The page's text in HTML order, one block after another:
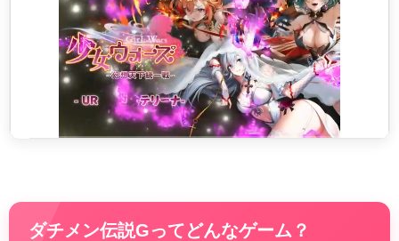
ダチメン伝説Gってどんなゲーム？